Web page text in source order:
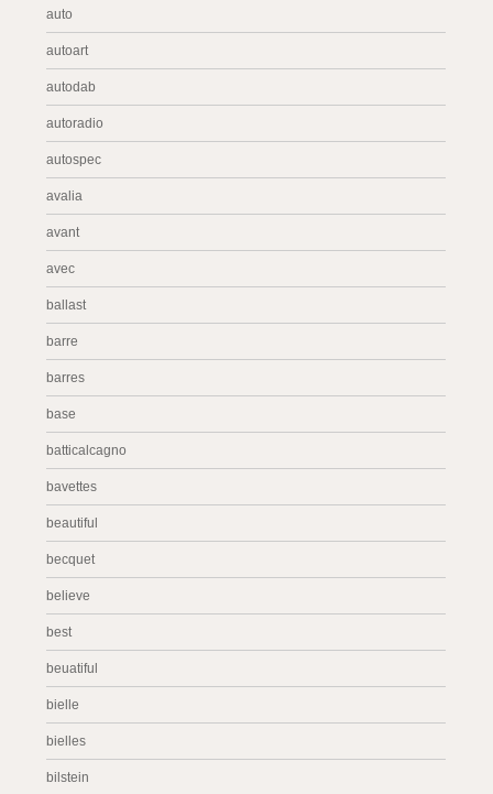
auto
autoart
autodab
autoradio
autospec
avalia
avant
avec
ballast
barre
barres
base
batticalcagno
bavettes
beautiful
becquet
believe
best
beuatiful
bielle
bielles
bilstein